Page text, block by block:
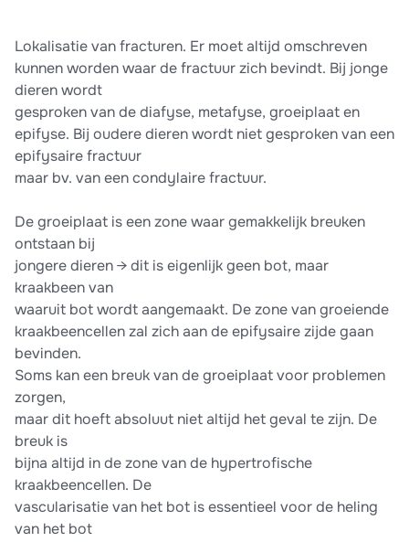
Lokalisatie van fracturen. Er moet altijd omschreven
kunnen worden waar de fractuur zich bevindt. Bij jonge
dieren wordt
gesproken van de diafyse, metafyse, groeiplaat en
epifyse. Bij oudere dieren wordt niet gesproken van een
epifysaire fractuur
maar bv. van een condylaire fractuur.
De groeiplaat is een zone waar gemakkelijk breuken
ontstaan bij
jongere dieren → dit is eigenlijk geen bot, maar
kraakbeen van
waaruit bot wordt aangemaakt. De zone van groeiende
kraakbeencellen zal zich aan de epifysaire zijde gaan
bevinden.
Soms kan een breuk van de groeiplaat voor problemen
zorgen,
maar dit hoeft absoluut niet altijd het geval te zijn. De
breuk is
bijna altijd in de zone van de hypertrofische
kraakbeencellen. De
vascularisatie van het bot is essentieel voor de heling
van het bot